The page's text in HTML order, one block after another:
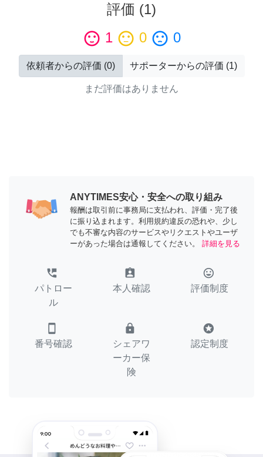
評価 (1)
sentiment_satisfied 1 sentiment_neutral 0 sentiment_dissatisfied 0
依頼者からの評価 (0) サポーターからの評価 (1)
まだ評価はありません
ANYTIMES安心・安全への取り組み
報酬は取引前に事務局に支払われ、評価・完了後
に振り込まれます。利用規約違反の恐れや、少し
でも不審な内容のサービスやリクエストやユーザ
ーがあった場合は通報してください。
詳細を見る
perm_phone_msg
パトロー
ル
assignment_ind
本人確認
tag_faces
評価制度
smartphone
番号確認
lock
シェアワ
ーカー保
険
stars
認定制度